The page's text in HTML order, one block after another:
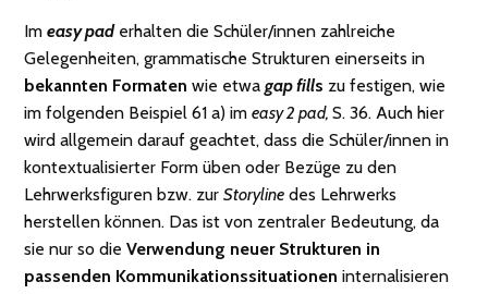
Imeasy paderhalten die Schüler/innen zahlreiche
Gelegenheiten, grammatische Strukturen einerseits in
bekannten Formatenwie etwagap fills zu festigen, wie
im folgenden Beispiel 61 a) imeasy 2 pad,S. 36. Auch hier
wird allgemein darauf geachtet, dass die Schüler/innen in
kontextualisierter Form üben oder Bezüge zu den
Lehrwerksfiguren bzw. zurStoryline des Lehrwerks
herstellen können. Das ist von zentraler Bedeutung, da
sie nur so dieVerwendung neuer Strukturen in
passenden Kommunikationssituationeninternalisieren